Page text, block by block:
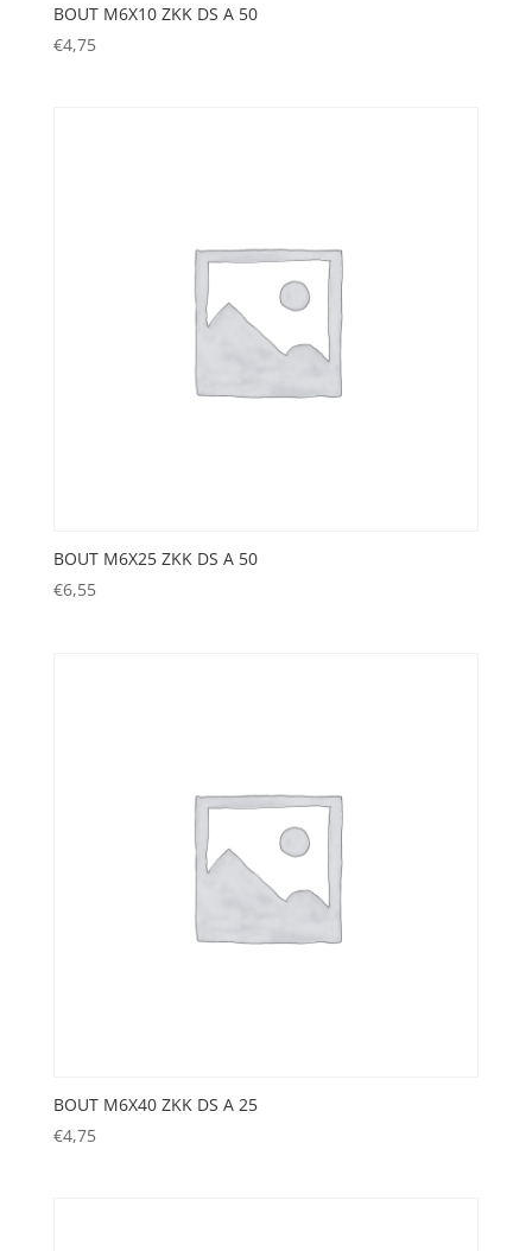
BOUT M6X10 ZKK DS A 50
€4,75
BOUT M6X25 ZKK DS A 50
€6,55
BOUT M6X40 ZKK DS A 25
€4,75